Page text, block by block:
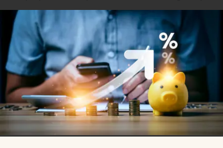
Clima
Mundial 2026
Eventos Corporativos
El Cronista Studio
Mediakit
abre en nueva pestaña
Argentina